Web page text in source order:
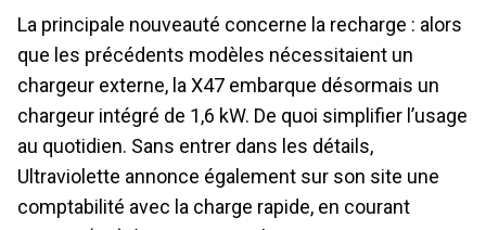
La principale nouveauté concerne la recharge : alors
que les précédents modèles nécessitaient un
chargeur externe, la X47 embarque désormais un
chargeur intégré de 1,6 kW. De quoi simplifier l’usage
au quotidien. Sans entrer dans les détails,
Ultraviolette annonce également sur son site une
comptabilité avec la charge rapide, en courant